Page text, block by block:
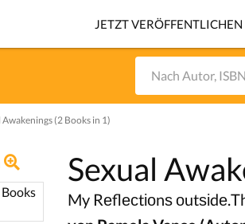
JETZT VERÖFFENTLICHEN
Awakenings (2 Books in 1)
Sexual
My Rеflесtіоnѕ